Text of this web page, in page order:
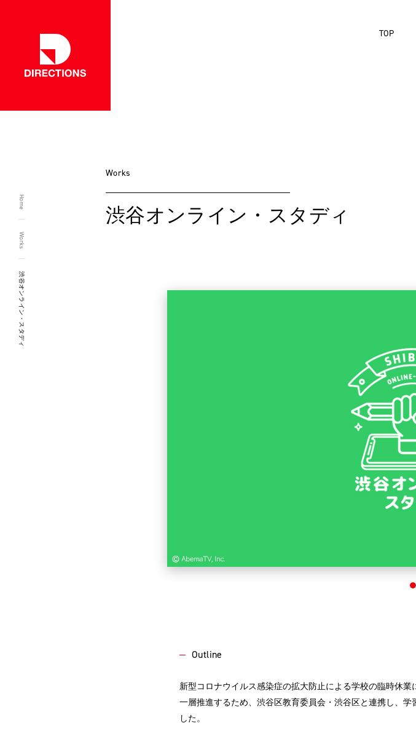
TOP
Home
Works
渋谷オンライン・スタディ
Works
渋谷オンライン・スタディ
Outline
新型コロナウイルス感染症の拡大防止による学校の臨時休
一層推進するため、渋谷区教育委員会・渋谷区と連携し、
した。